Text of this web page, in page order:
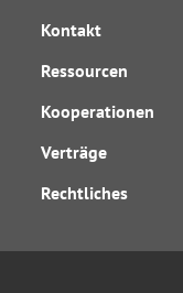
Kontakt
Ressourcen
Kooperationen
Verträge
Rechtliches